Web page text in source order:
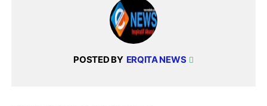
POSTED BY ERQITA NEWS